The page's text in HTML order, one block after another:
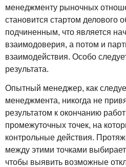
менеджменту рыночных
становится стартом делового
подчиненным, что является
взаимодоверия, а потом и
взаимодействия. Особо
результата.
Опытный менеджер, как
менеджмента, никогда не
результатом к окончанию
промежуточных точек, на
контрольные действия.
между этими точками
чтобы выявить возможные